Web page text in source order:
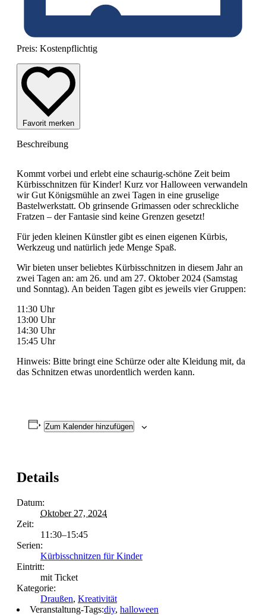
Preis: Kostenpflichtig
Favorit merken
Beschreibung
Kommt vorbei und erlebt eine schaurig-schöne Zeit beim
Kürbisschnitzen für Kinder! Kurz vor Halloween verwandeln
wir Gut Königsmühle an zwei Tagen in eine gruselige
Bastelwerkstatt. Ob grinsende Grimassen oder schreckliche
Fratzen – der Fantasie sind keine Grenzen gesetzt!
Für jeden kleinen Künstler gibt es einen eigenen Kürbis,
Werkzeug und natürlich jede Menge Spaß.
Wir bieten unser beliebtes Kürbisschnitzen in diesem Jahr an
zwei Tagen an: am 26. und am 27. Oktober 2024 (Samstag
und Sonntag). An beiden Tagen gibt es jeweils vier Gruppen:
11:30 Uhr
13:00 Uhr
14:30 Uhr
15:45 Uhr
Hinweis: Bitte bringt eine Schürze oder alte Kleidung mit, da
das Schnitzen etwas unordentlich werden kann.
Zum Kalender hinzufügen
Details
Datum:
Oktober 27, 2024
Zeit:
11:30–15:45
Serien:
Kürbisschnitzen für Kinder
Eintritt:
mit Ticket
Kategorie:
Draußen, Kreativität
Veranstaltung-Tags:diy, halloween